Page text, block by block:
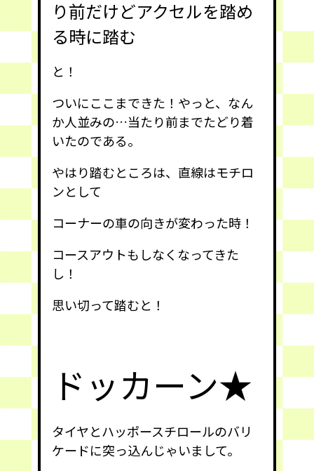
り前だけどアクセルを踏め
る時に踏む
と！
ついにここまできた！やっと、なん
か人並みの…当たり前までたどり着
いたのである。
やはり踏むところは、直線はモチロ
ンとして
コーナーの車の向きが変わった時！
コースアウトもしなくなってきた
し！
思い切って踏むと！
ドッカーン★
タイヤとハッポースチロールのバリ
ケードに突っ込んじゃいまして。